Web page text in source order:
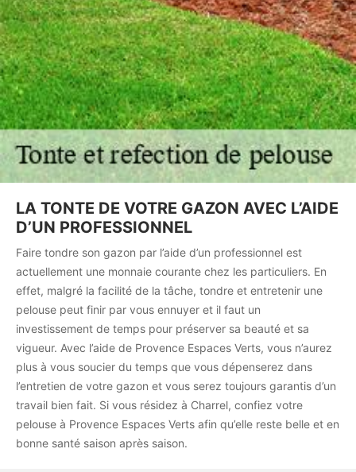
LA TONTE DE VOTRE GAZON AVEC L’AIDE
D’UN PROFESSIONNEL
Faire tondre son gazon par l’aide d’un professionnel est
actuellement une monnaie courante chez les particuliers. En
effet, malgré la facilité de la tâche, tondre et entretenir une
pelouse peut finir par vous ennuyer et il faut un
investissement de temps pour préserver sa beauté et sa
vigueur. Avec l’aide de Provence Espaces Verts, vous n’aurez
plus à vous soucier du temps que vous dépenserez dans
l’entretien de votre gazon et vous serez toujours garantis d’un
travail bien fait. Si vous résidez à Charrel, confiez votre
pelouse à Provence Espaces Verts afin qu’elle reste belle et en
bonne santé saison après saison.